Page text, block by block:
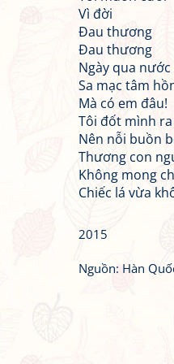
Vì đời
Đau thương
Đau thương
Ngày qua
Sa mạc tâm
Mà có em đâu!
Tôi đốt mình
Nên nỗi buồn
Thương con
Không mong
Chiếc lá vừa
2015
Nguồn: Hàn